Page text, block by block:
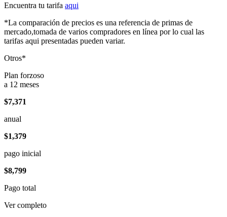
Encuentra tu tarifa aqui
*La comparación de precios es una referencia de primas de
mercado,tomada de varios compradores en línea por lo cual las
tarifas aqui presentadas pueden variar.
Otros*
Plan forzoso
a 12 meses
$7,371
anual
$1,379
pago inicial
$8,799
Pago total
Ver completo